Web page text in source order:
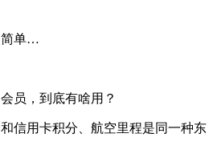
简单…
员，到底有啥用？
信用卡积分、航空里程是同一种东